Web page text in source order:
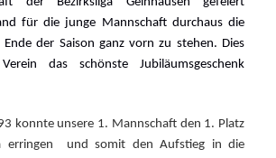
für die junge Mannschaft durchaus die
Ende der Saison ganz vorn zu stehen. Dies
das schönste Jubiläumsgeschenk
konnte unsere 1. Mannschaft den 1. Platz
erringen
und somit den Aufstieg in die